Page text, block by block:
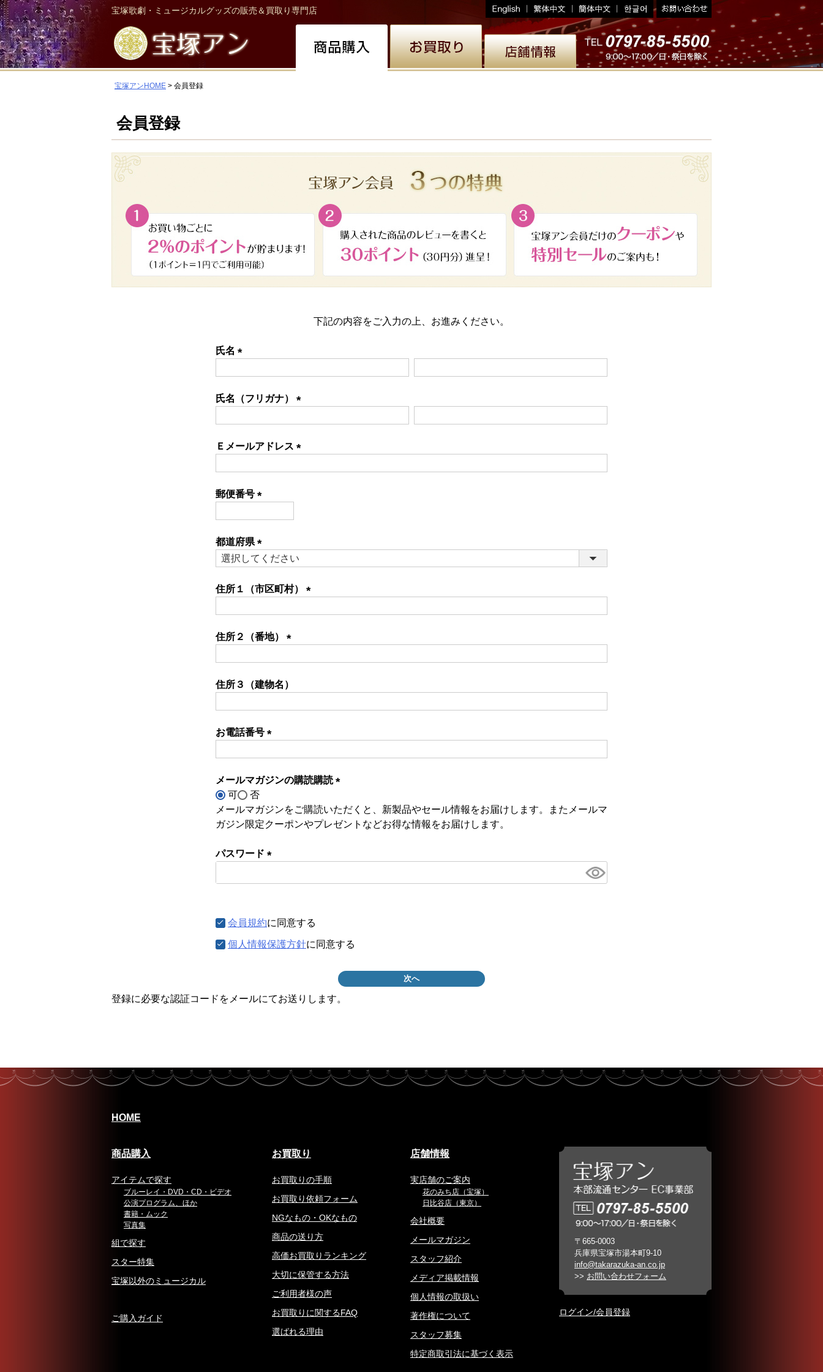
宝塚歌劇・ミュージカルグッズの販売＆買取り専門店
宝塚アンHOME 会員登録
会員登録
下記の内容をご入力の上、お進みください。
氏名
氏名（フリガナ）
Ｅメールアドレス
郵便番号
都道府県
(必
住所１（市区町村）
住所２（番地）
住所３（建物名）
お電話番号
メールマガジンの購読購読
須)
可
否
メールマガジンをご購読いただくと、新製品やセール情報をお届けします。またメールマ
ガジン限定クーポンやプレゼントなどお得な情報をお届けします。
パスワード
須)
会員規約に同意する
個人情報保護方針に同意する
次へ
登録に必要な認証コードをメールにてお送りします。
HOME
商品購入
アイテムで探す
ブルーレイ・DVD・CD・ビデオ
公演プログラム、ほか
書籍・ムック
写真集
組で探す
スター特集
宝塚以外のミュージカル
ご購入ガイド
お買取り
お買取りの手順
お買取り依頼フォーム
NGなもの・OKなもの
商品の送り方
高価お買取りランキング
大切に保管する方法
ご利用者様の声
お買取りに関するFAQ
選ばれる理由
店舗情報
実店舗のご案内
花のみち店（宝塚）
日比谷店（東京）
会社概要
メールマガジン
スタッフ紹介
メディア掲載情報
個人情報の取扱い
著作権について
スタッフ募集
特定商取引法に基づく表示
〒665-0003
兵庫県宝塚市湯本町9-10
info@takarazuka-an.co.jp
>> お問い合わせフォーム
ログイン/会員登録